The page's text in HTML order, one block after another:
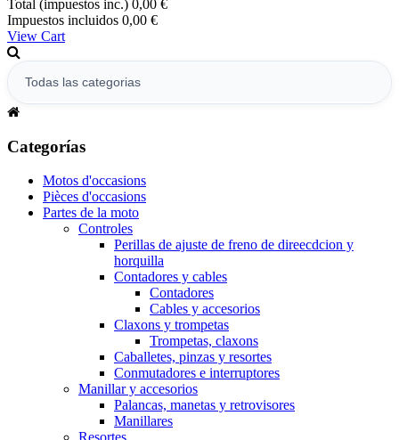
Total (impuestos inc.) 0,00 €
Impuestos incluidos 0,00 €
View Cart
Categorías
Motos d'occasions
Pièces d'occasions
Partes de la moto
Controles
Perillas de ajuste de freno de direecdcion y
horquilla
Contadores y cables
Contadores
Cables y accesorios
Claxons y trompetas
Trompetas, claxons
Caballetes, pinzas y resortes
Conmutadores e interruptores
Manillar y accesorios
Palancas, manetas y retrovisores
Manillares